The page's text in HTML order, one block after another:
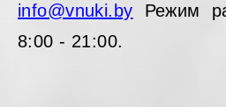
info@vnuki.by Режим
8:00 - 21:00.